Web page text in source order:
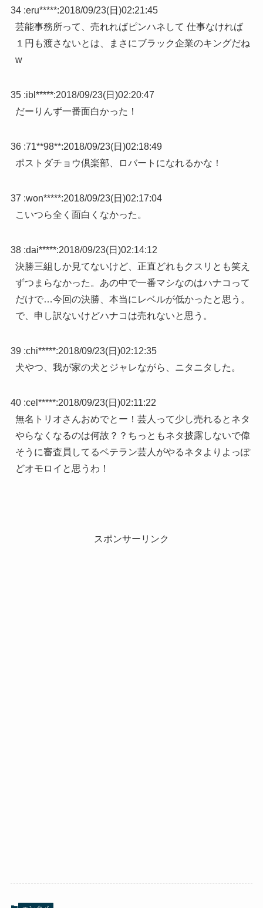
34 :eru*****:2018/09/23(日)02:21:45
芸能事務所って、売れればピンハネして 仕事なければ
１円も渡さないとは、まさにブラック企業のキングだね
w
35 :ibl*****:2018/09/23(日)02:20:47
だーりんず一番面白かった！
36 :71**98**:2018/09/23(日)02:18:49
ポストダチョウ倶楽部、ロバートになれるかな！
37 :won*****:2018/09/23(日)02:17:04
こいつら全く面白くなかった。
38 :dai*****:2018/09/23(日)02:14:12
決勝三組しか見てないけど、正直どれもクスリとも笑え
ずつまらなかった。あの中で一番マシなのはハナコって
だけで…今回の決勝、本当にレベルが低かったと思う。
で、申し訳ないけどハナコは売れないと思う。
39 :chi*****:2018/09/23(日)02:12:35
犬やつ、我が家の犬とジャレながら、ニタニタした。
40 :cel*****:2018/09/23(日)02:11:22
無名トリオさんおめでとー！芸人って少し売れるとネタ
やらなくなるのは何故？？ちっともネタ披露しないで偉
そうに審査員してるベテラン芸人がやるネタよりよっぽ
どオモロイと思うわ！
スポンサーリンク